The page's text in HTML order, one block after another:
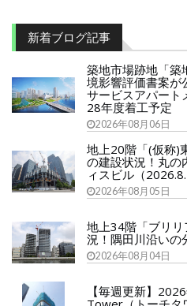
新着ブログ記事
築地市場跡地「築
境影響評価書案が
サービスアパート
28年度着工予定
2026年08月06日
地上20階「(仮称)
の建設状況！丸の
ィスビル（
2026年08月05日
地上34階「ブリ
況！隅田川沿いの
2026年08月04日
【毎週更新】